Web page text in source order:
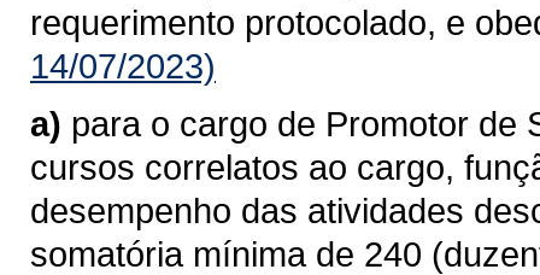
requerimento protocolado, e
14/07/2023)
a) para o cargo de Promotor de
cursos correlatos ao cargo,
desempenho das atividades
somatória mínima de 240